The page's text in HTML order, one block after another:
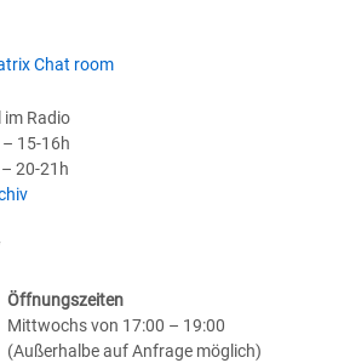
Chat room
im Radio
15-16h
20-21h
Öffnungszeiten
Mittwochs von 17:00 – 19:00
(Außerhalbe auf Anfrage möglich)